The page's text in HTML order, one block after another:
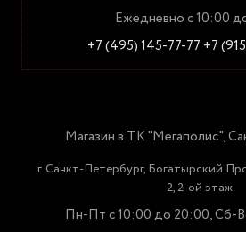
Ежедневно с 10:00
+7 (495) 145-77-77 +7
Магазин в ТК "Мегаполис",
г. Санкт-Петербург, Богатырский
2, 2-ой этаж
Пн-Пт с 10:00 до 20:00, Сб-